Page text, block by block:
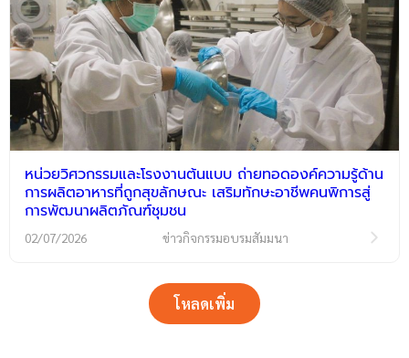
หน่วยวิศวกรรมและโรงงานต้นแบบ ถ่ายทอดองค์ความรู้ด้าน
การผลิตอาหารที่ถูกสุขลักษณะ เสริมทักษะอาชีพคนพิการสู่
การพัฒนาผลิตภัณฑ์ชุมชน
02/07/2026 ข่าวกิจกรรมอบรมสัมมนา
โหลดเพิ่ม